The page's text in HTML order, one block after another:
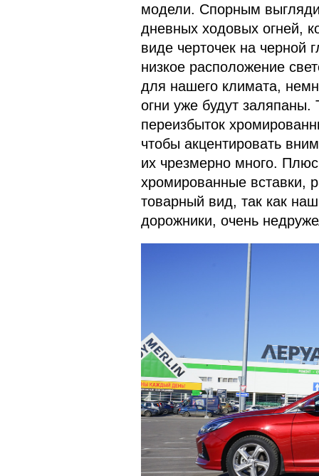
модели. Спорным
дневных ходовых огней,
виде черточек на черной
низкое расположение
для нашего климата,
огни уже будут заляпаны.
переизбыток
чтобы акцентировать
их чрезмерно много.
хромированные вставки,
товарный вид, так как
дорожники, очень